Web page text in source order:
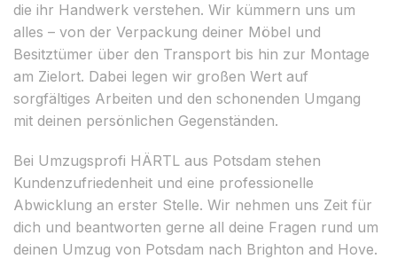
die ihr Handwerk verstehen. Wir kümmern uns um
alles – von der Verpackung deiner Möbel und
Besitztümer über den Transport bis hin zur Montage
am Zielort. Dabei legen wir großen Wert auf
sorgfältiges Arbeiten und den schonenden Umgang
mit deinen persönlichen Gegenständen.
Bei Umzugsprofi HÄRTL aus Potsdam stehen
Kundenzufriedenheit und eine professionelle
Abwicklung an erster Stelle. Wir nehmen uns Zeit für
dich und beantworten gerne all deine Fragen rund um
deinen Umzug von Potsdam nach Brighton and Hove.